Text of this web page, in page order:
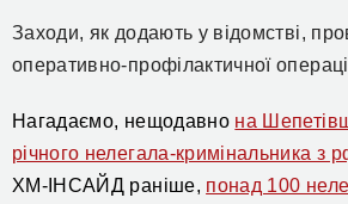
Заходи, як додають у відомстві,
оперативно-профілактичної
Нагадаємо, нещодавно на
річного нелегала-кримінальника з
ХМ-ІНСАЙД раніше, понад 100